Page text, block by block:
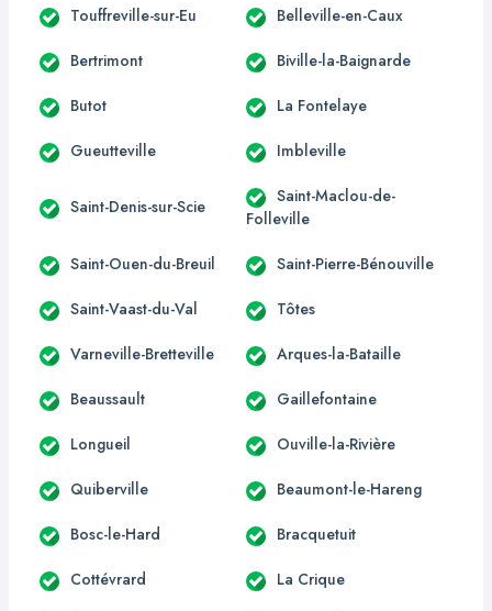
Touffreville-sur-Eu Belleville-en-Caux
Bertrimont Biville-la-Baignarde
Butot La Fontelaye
Gueutteville Imbleville
Saint-Denis-sur-Scie
Saint-Maclou-de-
Folleville
Saint-Ouen-du-Breuil Saint-Pierre-Bénouville
Saint-Vaast-du-Val Tôtes
Varneville-Bretteville Arques-la-Bataille
Beaussault Gaillefontaine
Longueil Ouville-la-Rivière
Quiberville Beaumont-le-Hareng
Bosc-le-Hard Bracquetuit
Cottévrard La Crique